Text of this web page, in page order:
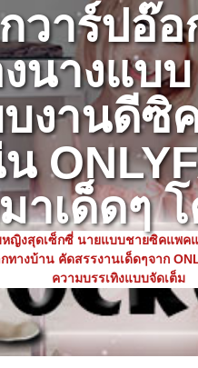
วาร์ปอ๊อ
นางแบ
งานดีซิ
าเด็ดๆ
หญิงสุดเซ็กซี่ นายแบบชายซิคแพค
ทางบ้าน คัดสรรงานเด็ดๆจาก
ความบรรเทิงแบบจัดเต็ม